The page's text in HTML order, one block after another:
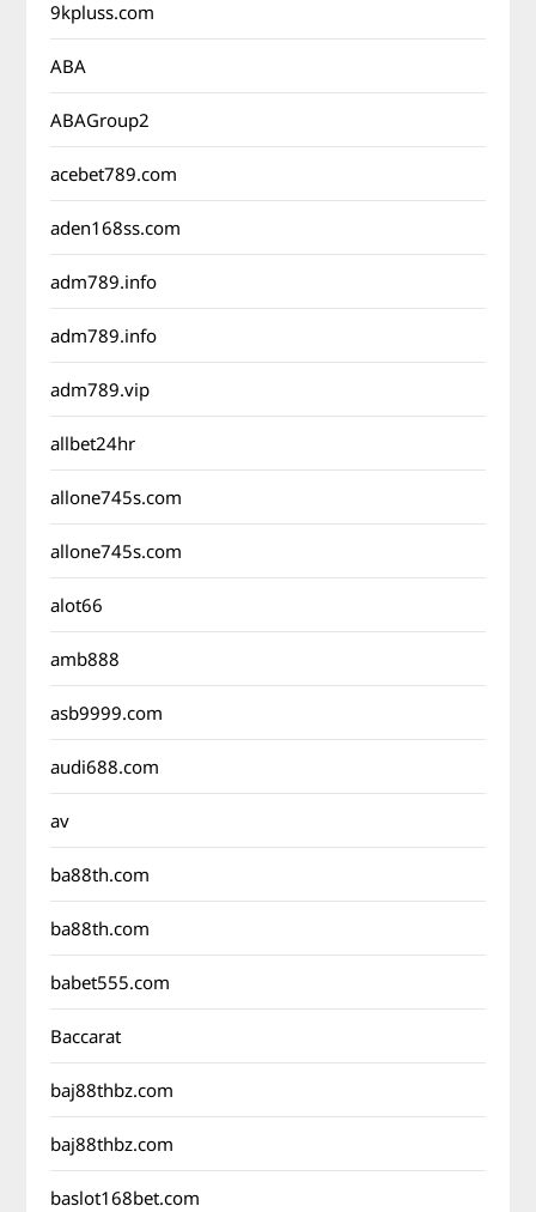
9kpluss.com
ABA
ABAGroup2
acebet789.com
aden168ss.com
adm789.info
adm789.info
adm789.vip
allbet24hr
allone745s.com
allone745s.com
alot66
amb888
asb9999.com
audi688.com
av
ba88th.com
ba88th.com
babet555.com
Baccarat
baj88thbz.com
baj88thbz.com
baslot168bet.com